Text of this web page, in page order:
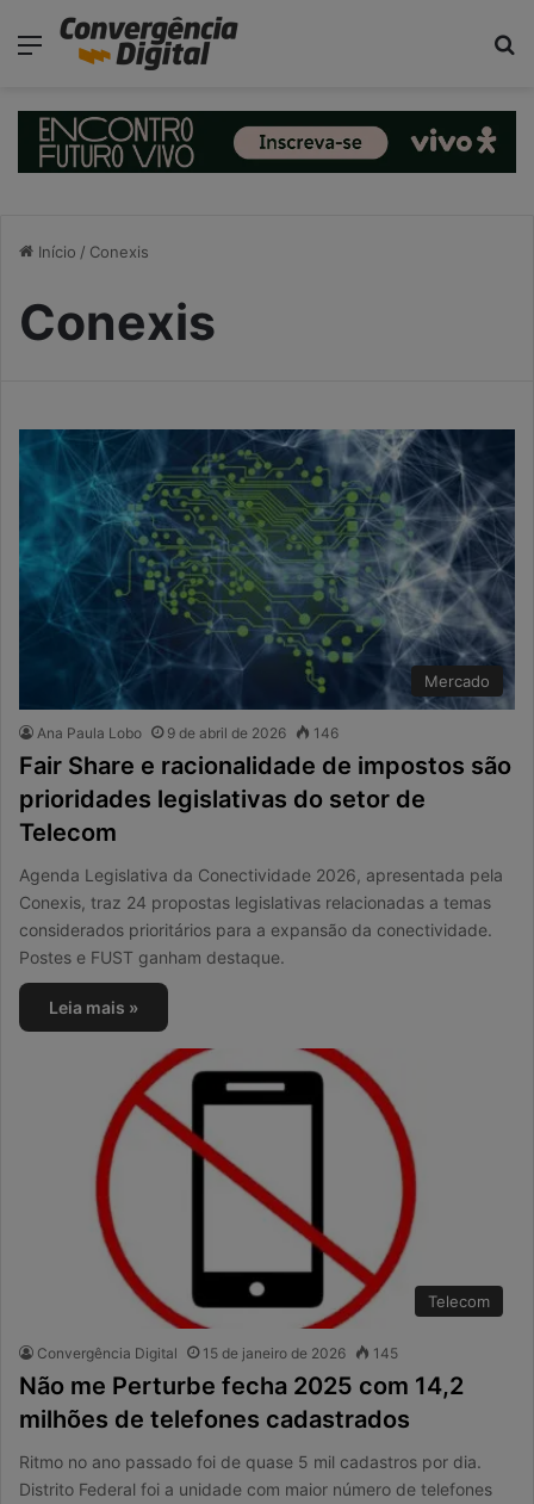
Menu
Início / Conexis
Conexis
Mercado
Ana Paula Lobo 9 de abril de 2026 146
Fair Share e racionalidade de impostos são
prioridades legislativas do setor de
Telecom
Agenda Legislativa da Conectividade 2026, apresentada pela
Conexis, traz 24 propostas legislativas relacionadas a temas
considerados prioritários para a expansão da conectividade.
Postes e FUST ganham destaque.
Leia mais »
Telecom
Convergência Digital 15 de janeiro de 2026 145
Não me Perturbe fecha 2025 com 14,2
milhões de telefones cadastrados
Ritmo no ano passado foi de quase 5 mil cadastros por dia.
Distrito Federal foi a unidade com maior número de telefones